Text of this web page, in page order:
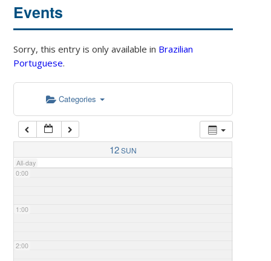
Events
Sorry, this entry is only available in Brazilian
Portuguese.
Categories
12SUN
All-day
0:00
1:00
2:00